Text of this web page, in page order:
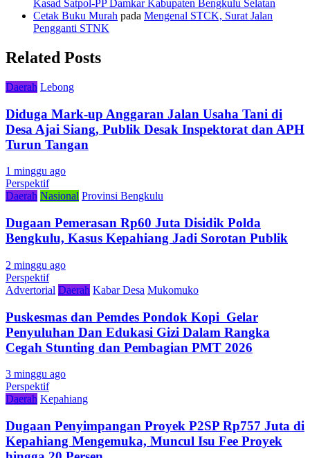
Kasad Satpol-PP Damkar Kabupaten Bengkulu Selatan
Cetak Buku Murah pada Mengenal STCK, Surat Jalan
Pengganti STNK
Related Posts
Daerah Lebong
Diduga Mark-up Anggaran Jalan Usaha Tani di
Desa Ajai Siang, Publik Desak Inspektorat dan APH
Turun Tangan
1 minggu ago
Perspektif
Daerah Nasional Provinsi Bengkulu
Dugaan Pemerasan Rp60 Juta Disidik Polda
Bengkulu, Kasus Kepahiang Jadi Sorotan Publik
2 minggu ago
Perspektif
Advertorial Daerah Kabar Desa Mukomuko
Puskesmas dan Pemdes Pondok Kopi Gelar
Penyuluhan Dan Edukasi Gizi Dalam Rangka
Cegah Stunting dan Pembagian PMT 2026
3 minggu ago
Perspektif
Daerah Kepahiang
Dugaan Penyimpangan Proyek P2SP Rp757 Juta di
Kepahiang Mengemuka, Muncul Isu Fee Proyek